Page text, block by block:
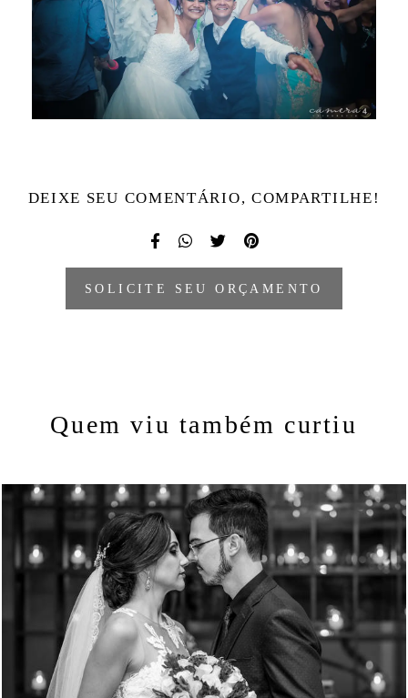
DEIXE SEU COMENTÁRIO, COMPARTILHE!
SOLICITE SEU ORÇAMENTO
Quem viu também curtiu
1608 0